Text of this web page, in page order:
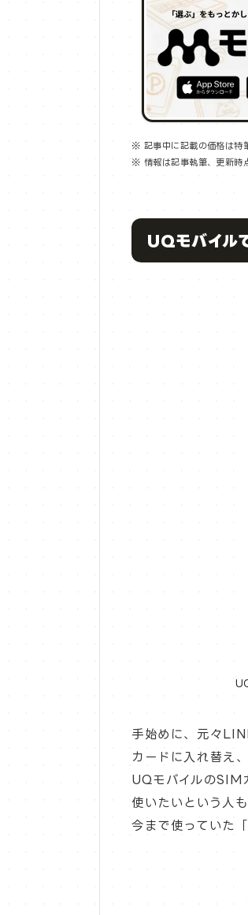
※ 記事中に記載の価格は特
※ 情報は記事執筆、更新時
UQモバイル
手始めに、元々
カードに入れ替え
UQモバイルのSIM
使いたいという人
今まで使っていた